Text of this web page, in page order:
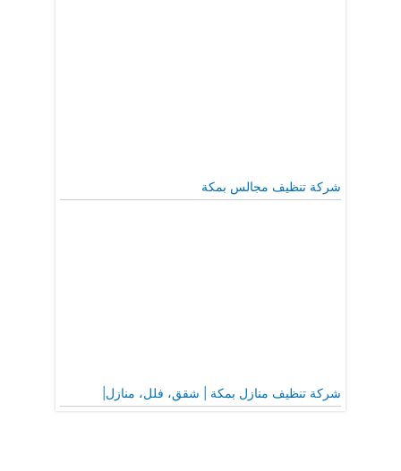
شركة تنظيف مجالس بمكة
شركة تنظيف منازل بمكة | شقق، فلل، منازل|